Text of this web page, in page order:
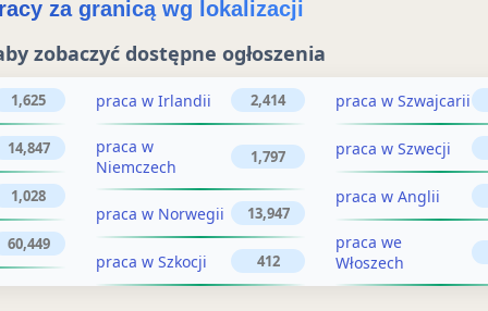
g
ł
o
s
e
g
ł
o
s
z
e
n
za granicą wg lokalizacji
zobaczyć dostępne ogłoszenia
1,625
14,847
1,028
60,449
praca w Irlandii 2,414
praca w
Niemczech
1,797
praca w Norwegii 13,947
praca w Szkocji 412
praca w Szwajcarii
praca w Szwecji
praca w Anglii
praca we
Włoszech